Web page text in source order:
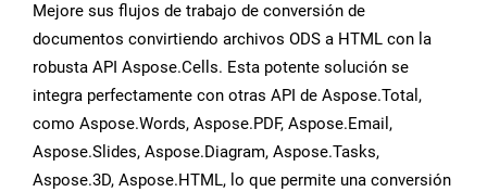
Mejore sus flujos de trabajo de conversión de
documentos convirtiendo archivos ODS a HTML con la
robusta API Aspose.Cells. Esta potente solución se
integra perfectamente con otras API de Aspose.Total,
como Aspose.Words, Aspose.PDF, Aspose.Email,
Aspose.Slides, Aspose.Diagram, Aspose.Tasks,
Aspose.3D, Aspose.HTML, lo que permite una conversión